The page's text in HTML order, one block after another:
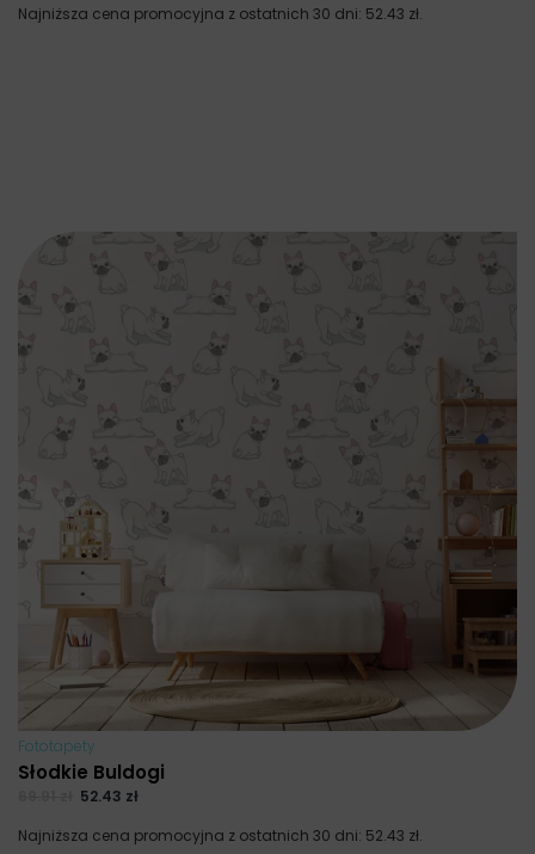
Najniższa cena promocyjna z ostatnich 30 dni: 52.43 zł.
Fototapety
Słodkie Buldogi
52.43 zł
Najniższa cena promocyjna z ostatnich 30 dni: 52.43 zł.